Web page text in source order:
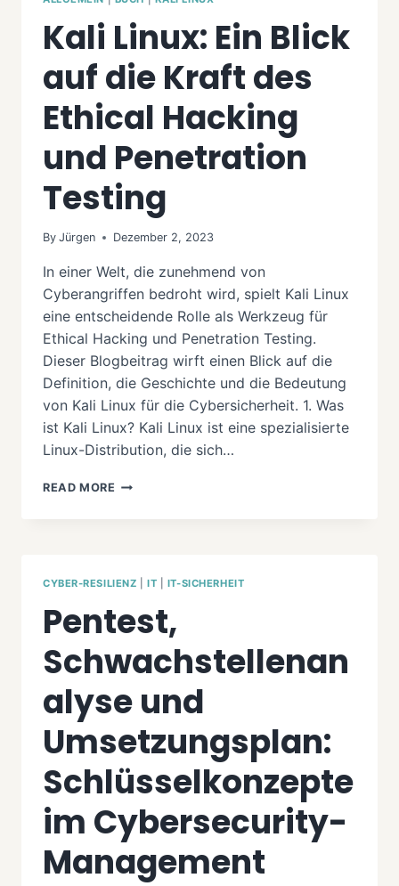
Kali Linux: Ein Blick
auf die Kraft des
Ethical Hacking
und Penetration
Testing
By Jürgen Dezember 2, 2023
In einer Welt, die zunehmend von
Cyberangriffen bedroht wird, spielt Kali Linux
eine entscheidende Rolle als Werkzeug für
Ethical Hacking und Penetration Testing.
Dieser Blogbeitrag wirft einen Blick auf die
Definition, die Geschichte und die Bedeutung
von Kali Linux für die Cybersicherheit. 1. Was
ist Kali Linux? Kali Linux ist eine spezialisierte
Linux-Distribution, die sich…
READ MORE KALI
KRAFT
ETHICAL
UND
TESTING
CYBER-RESILIENZ |IT IT-SICHERHEIT
Pentest,
Schwachstellenan
alyse und
Umsetzungsplan:
Schlüsselkonzepte
im Cybersecurity-
Management